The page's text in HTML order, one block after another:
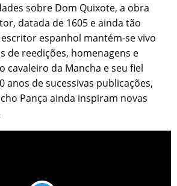
sobre Dom Quixote, a obra
datada de 1605 e ainda tão
espanhol mantém-se vivo
de reedições, homenagens e
cavaleiro da Mancha e seu fiel
anos de sucessivas publicações,
Pança ainda inspiram novas